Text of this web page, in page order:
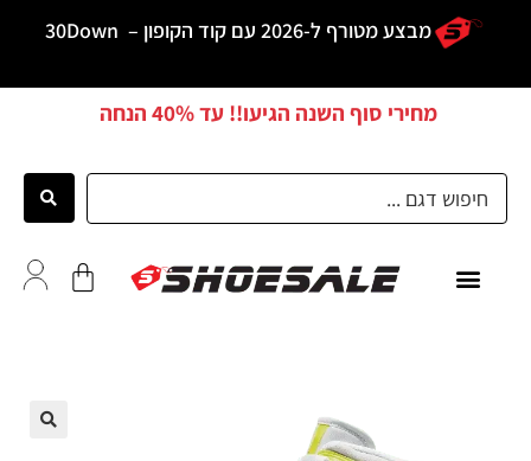
מבצע מטורף ל-2026 עם קוד הקופון – 30Down
מחירי סוף השנה הגיעו!! עד40% הנחה